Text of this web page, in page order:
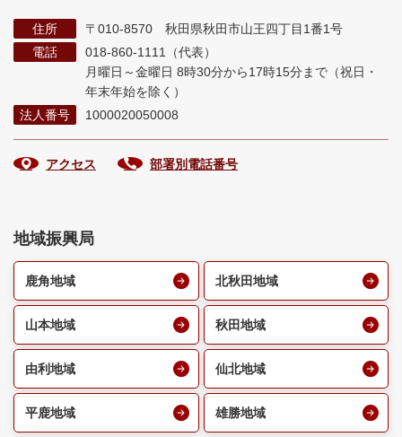
住所
〒010-8570 秋田県秋田市山王四丁目1番1号
電話
018-860-1111（代表）
月曜日～金曜日 8時30分から17時15分まで （祝日・
年末年始を除く）
法人番号
1000020050008
アクセス 部署別電話番号
地域振興局
鹿角地域 北秋田地域
山本地域 秋田地域
由利地域 仙北地域
平鹿地域 雄勝地域